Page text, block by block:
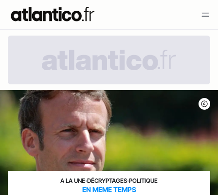
A LA UNE›DÉCRYPTAGES›POLITIQUE
EN MEME TEMPS